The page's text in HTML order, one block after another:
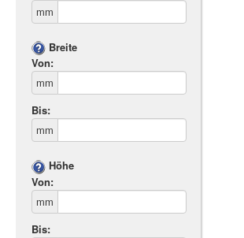
mm
Breite
Von:
mm
Bis:
mm
Höhe
Von:
mm
Bis: